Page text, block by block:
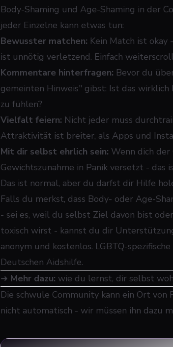
Body-Shaming und Age-Shaming in der
jeder Einzelne kann etwas tun:
Bewusster matchen: Kein Match ist okay
ist unnötig verletzend. Einfach
Kommentare hinterfragen: Bevor du
gemeinten Hinweis" gibst: Ist das
zu fühlen?
Vielfalt feiern: Nicht jeder muss
Attraktivität ist breiter, als Apps und
Mit dir selbst ehrlich sein: Wenn dich
Gewichtszunahme in Panik versetzt - das
Das ist normal, aber du darfst dir Hilfe
Falls du merkst, dass Body- oder Age-
- sei es, weil du selbst Ziel davon bist
toxisch wirst - kannst du dir
anonym und kostenlos. LGBTQ-
Deutschen Aidshilfe.
➜ Mehr dazu: wie du lernst, dir selbst
Die schwule Community kann ein Ort von
nicht automatisch - wir müssen ihn dazu